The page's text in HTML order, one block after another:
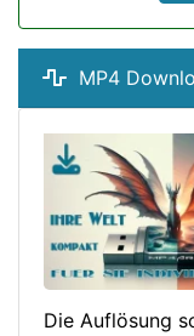
MP4
Die Auflösung